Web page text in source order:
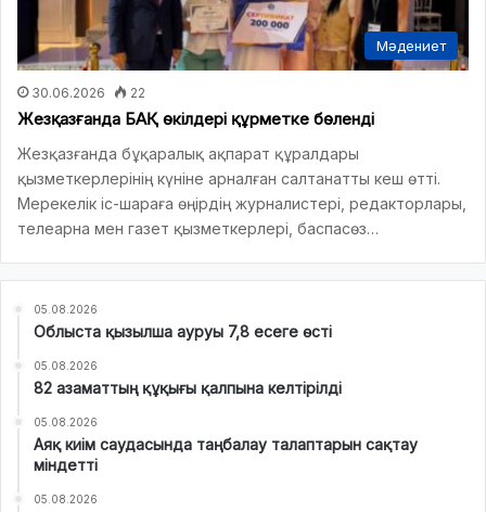
Мәдениет
30.06.2026 22
Жезқазғанда БАҚ өкілдері құрметке бөленді
Жезқазғанда бұқаралық ақпарат құралдары
қызметкерлерінің күніне арналған салтанатты кеш өтті.
Мерекелік іс-шараға өңірдің журналистері, редакторлары,
телеарна мен газет қызметкерлері, баспасөз…
05.08.2026
Облыста қызылша ауруы 7,8 есеге өсті
05.08.2026
82 азаматтың құқығы қалпына келтірілді
05.08.2026
Аяқ киім саудасында таңбалау талаптарын сақтау
міндетті
05.08.2026